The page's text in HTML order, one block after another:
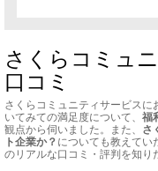
さくらコミュ
口コミ
さくらコミュニティサービス
いてみての満足度について、 福
観点から伺いました。また、 さ
ト企業か？ についても教えてい
のリアルな口コミ・評判を知り